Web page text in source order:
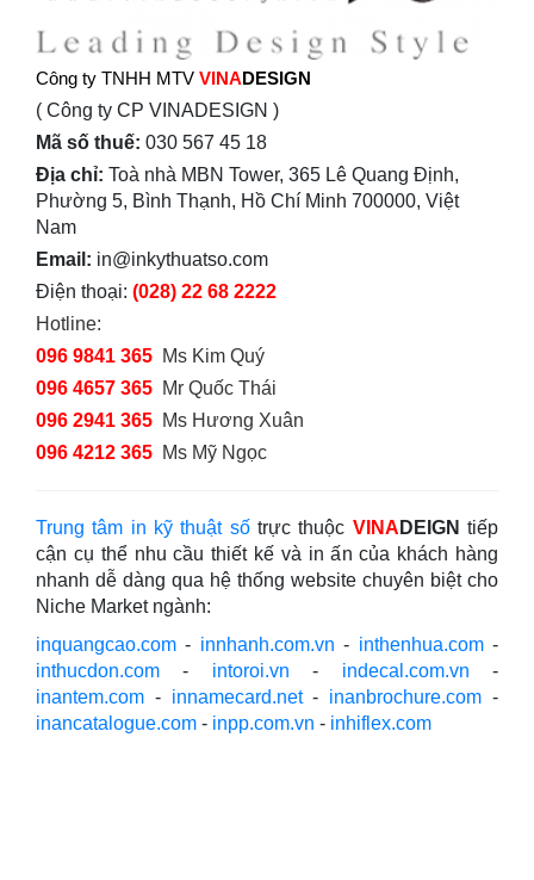
Công ty TNHH MTV VINADESIGN
( Công ty CP VINADESIGN )
Mã số thuế: 030 567 45 18
Địa chỉ: Toà nhà MBN Tower, 365 Lê Quang Định,
Phường 5, Bình Thạnh, Hồ Chí Minh 700000, Việt
Nam
Email: in@inkythuatso.com
Điện thoại: (028) 22 68 2222
Hotline:
096 9841 365 Ms Kim Quý
096 4657 365 Mr Quốc Thái
096 2941 365 Ms Hương Xuân
096 4212 365 Ms Mỹ Ngọc
Trung tâm in kỹ thuật sốtrực thuộc VINA DEIGN tiếp
cận cụ thể nhu cầu thiết kế và in ấn của khách hàng
nhanh dễ dàng qua hệ thống website chuyên biệt cho
Niche Market ngành:
inquangcao.com - innhanh.com.vn - inthenhua.com-
inthucdon.com - intoroi.vn - indecal.com.vn -
inantem.com - innamecard.net- inanbrochure.com -
inancatalogue.com - inpp.com.vn - inhiflex.com